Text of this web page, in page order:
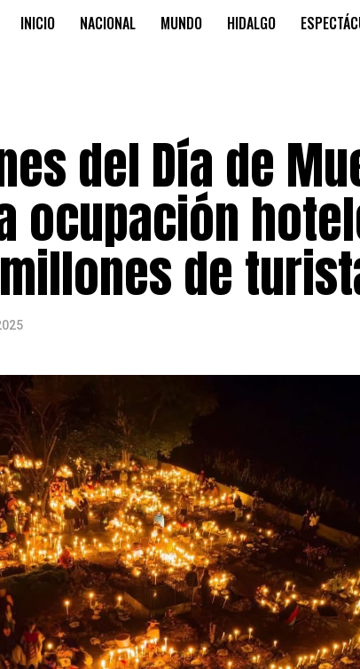
INICIO NACIONAL MUNDO HIDALGO
del Día de
ocupación
de